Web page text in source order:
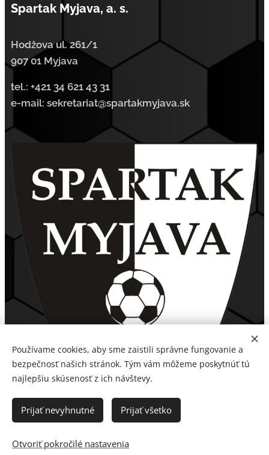
Spartak Myjava, a. s.
Hodžova ul. 261/1
907 01 Myjava
tel.: +421 34 621 43 31
e-mail: sekretariat@spartakmyjava.sk
Spartak Myjava, a. s. 2026
Používame cookies, aby sme zaistili správne fungovanie a
bezpečnosť našich stránok. Tým vám môžeme poskytnúť tú
najlepšiu skúsenosť z ich návštevy.
Prijať nevyhnutné Prijať všetko
Otvoriť pokročilé nastavenia